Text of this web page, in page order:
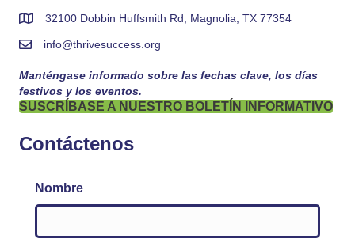
32100 Dobbin Huffsmith Rd, Magnolia, TX 77354
info@thrivesuccess.org
Manténgase informado sobre las fechas clave, los días
festivos y los eventos.
SUSCRÍBASE A NUESTRO BOLETÍN INFORMATIVO
Contáctenos
Nombre